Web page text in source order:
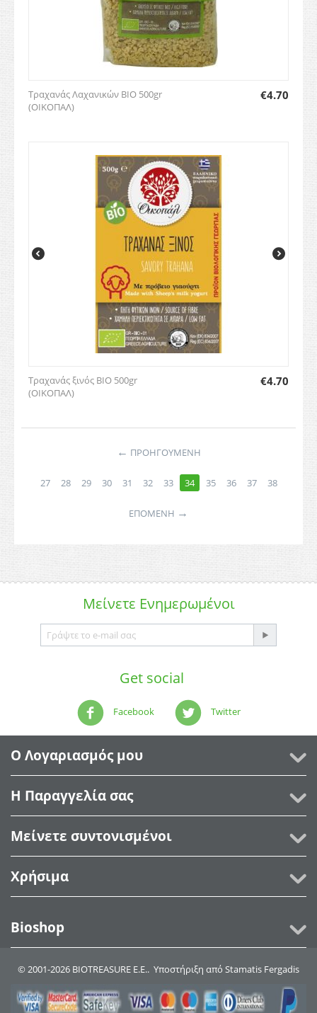
Τραχανάς Λαχανικών BIO 500gr
(ΟΙΚΟΠΑΛ)
€4.70
Τραχανάς ξινός BIO 500gr
(ΟΙΚΟΠΑΛ)
€4.70
← ΠΡΟΗΓΟΥΜΕΝΗ
27 28 29 30 31 32 33 34 35 36 37 38
ΕΠΌΜΕΝΗ →
Μείνετε Ενημερωμένοι
Get social
Facebook Twitter
Ο Λογαριασμός μου
Η Παραγγελία σας
Μείνετε συντονισμένοι
Χρήσιμα
Bioshop
© 2001-2026 BIOTREASURE Ε.Ε.. Υποστήριξη από Stamatis Fergadis